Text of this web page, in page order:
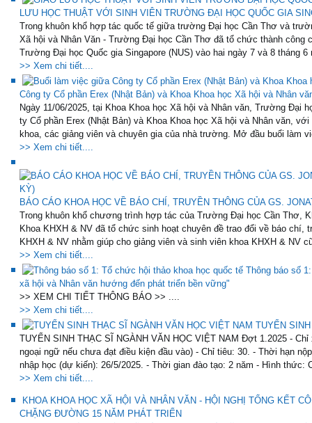
LƯU HỌC THUẬT VỚI SINH VIÊN TRƯỜNG ĐẠI HỌC QUỐC GIA
Trong khuôn khổ hợp tác quốc tế giữa trường Đại học Cần Thơ và
Xã hội và Nhân Văn - Trường Đại học Cần Thơ đã tổ chức thành
Trường Đại học Quốc gia Singapore (NUS) vào hai ngày 7 và 8 tháng 6
>> Xem chi tiết....
Công ty Cổ phần Erex (Nhật Bản) và Khoa Khoa học Xã hội và Nhân
Ngày 11/06/2025, tại Khoa Khoa học Xã hội và Nhân văn, Trường Đại
ty Cổ phần Erex (Nhật Bản) và Khoa Khoa học Xã hội và Nhân văn,
khoa, các giảng viên và chuyên gia của nhà trường. Mở đầu buổi làm
>> Xem chi tiết....
BÁO CÁO KHOA HỌC VỀ BÁO CHÍ, TRUYỀN THÔNG CỦA GS.
Trong khuôn khổ chương trình hợp tác của Trường Đại học Cần Thơ,
Khoa KHXH & NV đã tổ chức sinh hoạt chuyên đề trao đổi về báo chí,
KHXH & NV nhằm giúp cho giảng viên và sinh viên khoa KHXH & NV
>> Xem chi tiết....
Thông báo số
xã hội và Nhân văn hướng đến phát triển bền vững"
>> XEM CHI TIẾT THÔNG BÁO >> ....
>> Xem chi tiết....
TUYỂN
TUYỂN SINH THẠC SĨ NGÀNH VĂN HỌC VIỆT NAM Đợt 1.2025 -
ngoại ngữ nếu chưa đạt điều kiện đầu vào) - Chỉ tiêu: 30. - Thời hạn
nhập học (dự kiến): 26/5/2025. - Thời gian đào tạo: 2 năm - Hình thức:
>> Xem chi tiết....
KHOA KHOA HỌC XÃ HỘI VÀ NHÂN VĂN - HỘI NGHỊ TỔNG KẾT
CHẶNG ĐƯỜNG 15 NĂM PHÁT TRIỂN